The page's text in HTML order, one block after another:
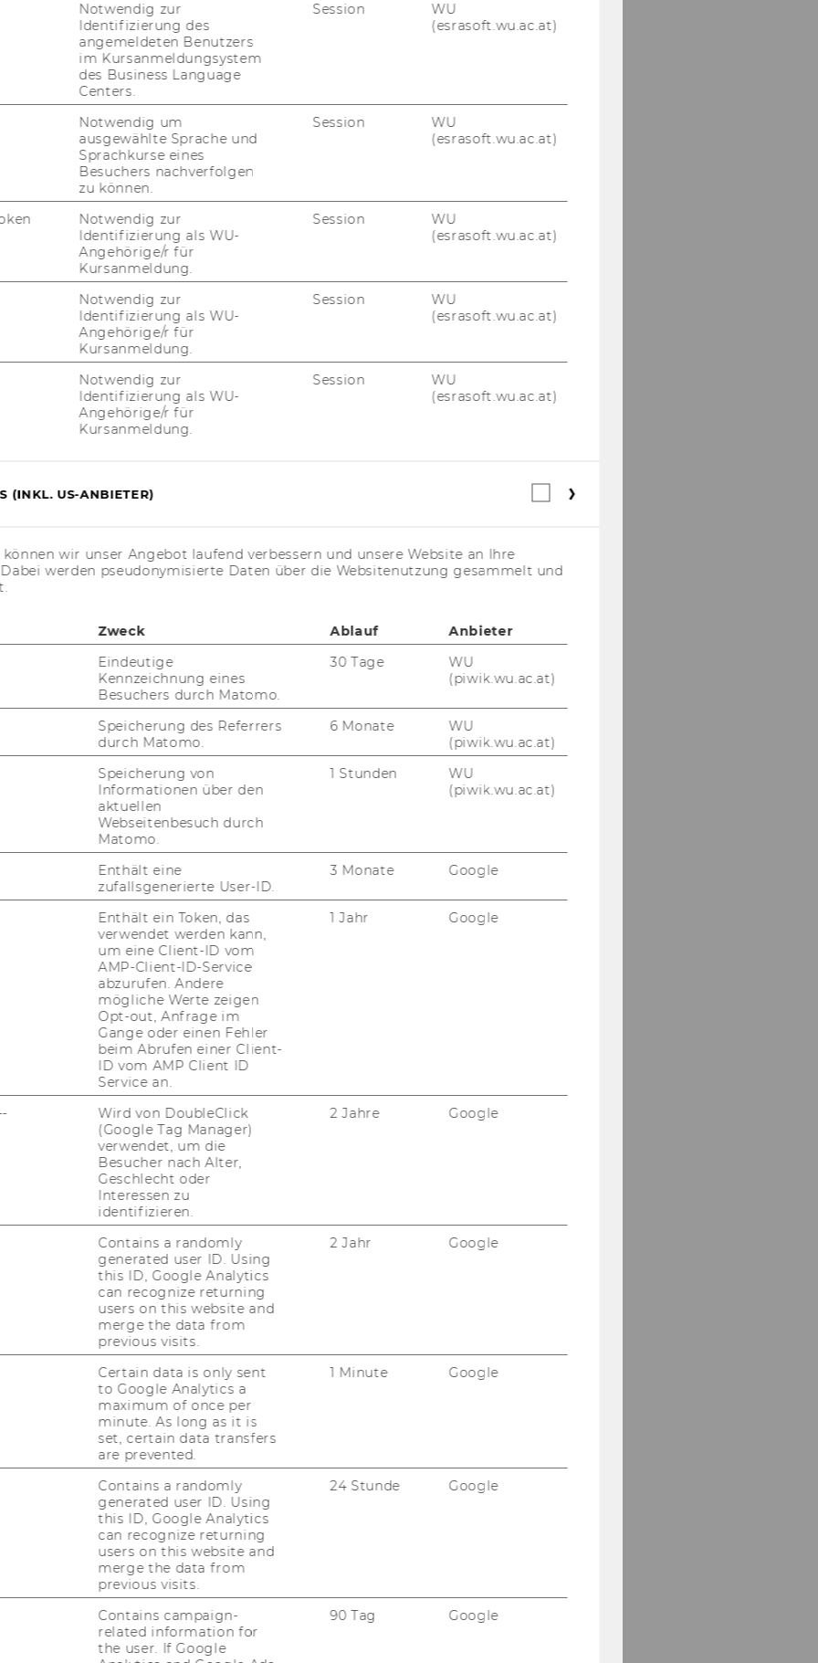
Rek­tor
2010, 48. Stück351)
und Projektleiter
werden gemäß § 27 Abs 2
der für die Vertragserfüllung
und zur Verfügung über die Geldmittel
diesem Vertrag sowie gemäß § 5 der
Bevollmächtigung von
der Wirtschaftsuniversität Wien
freien Dienstverträgen sowie
den näheren Bestimmungen der
Projektleiterin/Projektleiter
Rek­tor
2010, 48. Stück
und Projektleiter
werden gemäß § 27 Abs 2
der für die Vertragserfüllung
und zur Verfügung über die Geldmittel
diesem Vertrag sowie gemäß § 5 der
Bevollmächtigung von
der Wirtschaftsuniversität Wien
freien Dienstverträgen sowie
den näheren Bestimmungen der
Projektleiterin/Projektleiter
ao. Univ.Prof. Dr. Manfred
Lueger
Rek­tor
2010, 48. Stück
und Projektleiter
werden gemäß § 27 Abs 2
der für die Vertragserfüllung
und zur Verfügung über die Geldmittel
diesem Vertrag sowie gemäß § 5 der
Bevollmächtigung von
der Wirtschaftsuniversität Wien
freien Dienstverträgen sowie
den näheren Bestimmungen der
Projektleiterin/Projektleiter
Dr. Katharina Chudzikowski
Dr. Patrick Mair
Mag.Mag. Markus Höllerer
Dr. Kathrin Figl
Notwendig zur
Identifizierung des
angemeldeten Benutzers
im Kursanmeldungsystem
des Business Language
Centers.
Session
WU
(esrasoft.wu.ac.at)
Notwendig um
ausgewählte Sprache und
Sprachkurse eines
Besuchers nachverfolgen
zu können.
Session
WU
(esrasoft.wu.ac.at)
Notwendig zur
Identifizierung als WU-
Angehörige/r für
Kursanmeldung.
Session
WU
(esrasoft.wu.ac.at)
Notwendig zur
Identifizierung als WU-
Angehörige/r für
Kursanmeldung.
Session
WU
(esrasoft.wu.ac.at)
Notwendig zur
Identifizierung als WU-
Angehörige/r für
Kursanmeldung.
Session
WU
(esrasoft.wu.ac.at)
(INKL. US-ANBIETER)
Webstatistik
wir unser Angebot laufend verbessern und unsere Website an Ihre
werden pseudonymisierte Daten über die Websitenutzung gesammelt und
Zweck Ablauf
Anbieter
Eindeutige
Kennzeichnung eines
Besuchers durch Matomo.
30 Tage
WU
(piwik.wu.ac.at)
Speicherung des Referrers
durch Matomo.
6 Monate
WU
(piwik.wu.ac.at)
Speicherung von
Informationen über den
aktuellen
Webseitenbesuch durch
Matomo.
1 Stunden
WU
(piwik.wu.ac.at)
Enthält eine
zufallsgenerierte User-ID.
3 Monate Google
Enthält ein Token, das
verwendet werden kann,
um eine Client-ID vom
AMP-Client-ID-Service
abzurufen. Andere
mögliche Werte zeigen
Opt-out, Anfrage im
Gange oder einen Fehler
beim Abrufen einer Client-
ID vom AMP Client ID
Service an.
1 Jahr Google
Wird von DoubleClick
(Google Tag Manager)
verwendet, um die
Besucher nach Alter,
Geschlecht oder
Interessen zu
identifizieren.
2 Jahre Google
Contains a randomly
generated user ID. Using
this ID, Google Analytics
can recognize returning
users on this website and
merge the data from
previous visits.
2 Jahr Google
Certain data is only sent
to Google Analytics a
maximum of once per
minute. As long as it is
set, certain data transfers
are prevented.
1 Minute Google
Contains a randomly
generated user ID. Using
this ID, Google Analytics
can recognize returning
users on this website and
merge the data from
previous visits.
24 Stunde Google
Contains campaign-
related information for
the user. If Google
90 Tag Google